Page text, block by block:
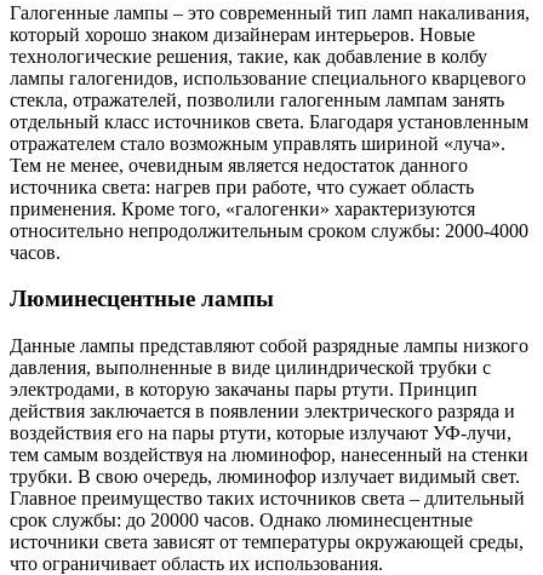
Галогенные лампы – это современный тип ламп накаливания,
который хорошо знаком дизайнерам интерьеров. Новые
технологические решения, такие, как добавление в колбу
лампы галогенидов, использование специального кварцевого
стекла, отражателей, позволили галогенным лампам занять
отдельный класс источников света. Благодаря установленным
отражателем стало возможным управлять шириной «луча».
Тем не менее, очевидным является недостаток данного
источника света: нагрев при работе, что сужает область
применения. Кроме того, «галогенки» характеризуются
относительно непродолжительным сроком службы: 2000-4000
часов.
Люминесцентные лампы
Данные лампы представляют собой разрядные лампы низкого
давления, выполненные в виде цилиндрической трубки с
электродами, в которую закачаны пары ртути. Принцип
действия заключается в появлении электрического разряда и
воздействия его на пары ртути, которые излучают УФ-лучи,
тем самым воздействуя на люминофор, нанесенный на стенки
трубки. В свою очередь, люминофор излучает видимый свет.
Главное преимущество таких источников света – длительный
срок службы: до 20000 часов. Однако люминесцентные
источники света зависят от температуры окружающей среды,
что ограничивает область их использования.